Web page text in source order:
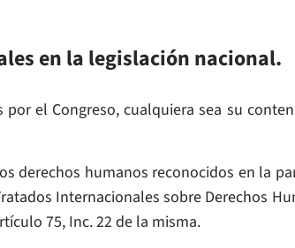
en la legislación nacional.
el Congreso, cualquiera sea su
derechos humanos reconocidos en la
Internacionales sobre Derechos
75, Inc. 22 de la misma.